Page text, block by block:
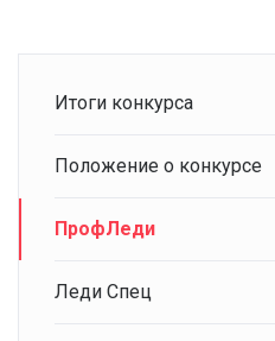
Итоги конкурса
Положение о конкурсе
ПрофЛеди
Леди Спец